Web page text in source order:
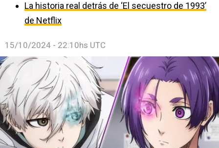
La historia real detrás de ‘El secuestro de 1993’
de Netflix
15/10/2024 - 22:10hs UTC